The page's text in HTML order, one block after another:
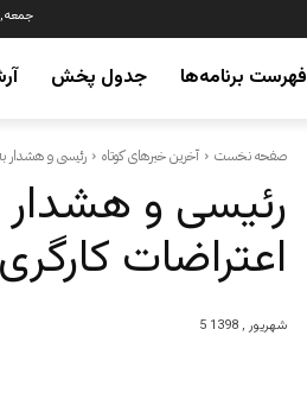
جمعه, 16 مرداد 1405
فهرست برنامه‌ها جدول پخش
صفحه نخست آخرین خبرهای کوتاه رئيسی و هشدار
رئيسی و
اعتراضات کارگری
5 شهریور , 1398